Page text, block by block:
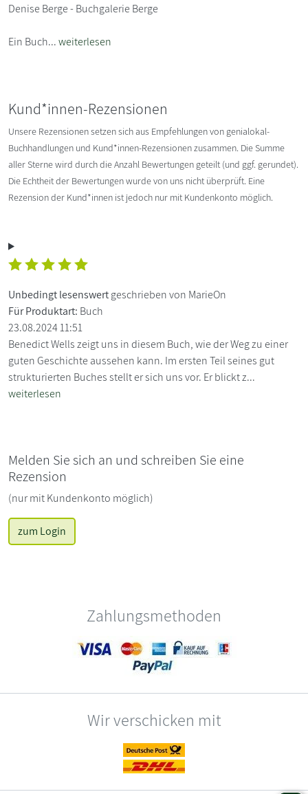
Denise Berge - Buchgalerie Berge
Ein Buch...weiterlesen
Kund*innen-Rezensionen
Unsere Rezensionen setzen sich aus Empfehlungen von genialokal-
Buchhandlungen und Kund*innen-Rezensionen zusammen. Die Summe
aller Sterne wird durch die Anzahl Bewertungen geteilt (und ggf. gerundet).
Die Echtheit der Bewertungen wurde von uns nicht überprüft. Eine
Rezension der Kund*innen ist jedoch nur mit Kundenkonto möglich.
Unbedingt lesenswertgeschrieben von MarieOn
Für Produktart: Buch
23.08.2024 11:51
Benedict Wells zeigt uns in diesem Buch, wie der Weg zu einer
guten Geschichte aussehen kann. Im ersten Teil seines gut
strukturierten Buches stellt er sich uns vor. Er blickt z...
weiterlesen
Melden Sie sich an und schreiben Sie eine
Rezension
(nur mit Kundenkonto möglich)
zum Login
Zahlungsmethoden
Wir verschicken mit